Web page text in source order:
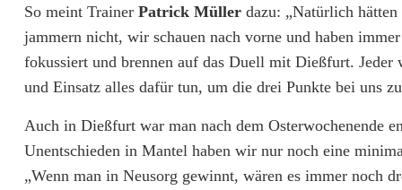
So meint Trainer Patrick Müller dazu: „Natürlich
jammern nicht, wir schauen nach vorne und haben
fokussiert und brennen auf das Duell mit Dießfurt.
und Einsatz alles dafür tun, um die drei Punkte bei uns
Auch in Dießfurt war man nach dem Osterwochenende
Unentschieden in Mantel haben wir nur noch eine
„Wenn man in Neusorg gewinnt, wären es immer noch